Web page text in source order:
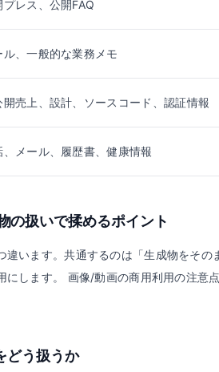
レス、公開FAQ
、一般的な業務メモ
売上、設計、ソースコード、認証情報
メール、履歴書、健康情報
の扱いで揉めるポイント
います。共通するのは「生成物をそ
します。 画像/動画の商用利用の注意
どう扱うか